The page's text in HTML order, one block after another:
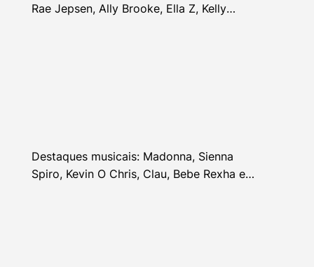
Rae Jepsen, Ally Brooke, Ella Z, Kelly
Destaques musicais: Madonna, Sienna
Spiro, Kevin O Chris, Clau, Bebe Rexha e